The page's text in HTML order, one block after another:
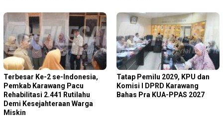
Terbesar Ke-2 se-Indonesia,
Pemkab Karawang Pacu
Rehabilitasi 2.441 Rutilahu
Demi Kesejahteraan Warga
Miskin
Tatap Pemilu 2029, KPU dan
Komisi I DPRD Karawang
Bahas Pra KUA-PPAS 2027